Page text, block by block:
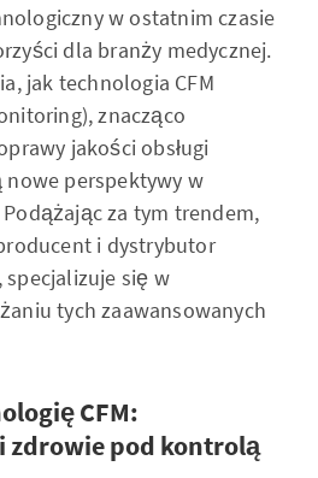
w ostatnim czasie
dla branży medycznej.
jak technologia CFM
znacząco
jakości obsługi
perspektywy w
za tym trendem,
i dystrybutor
specjalizuje się w
tych zaawansowanych
CFM:
zdrowie pod kontrolą